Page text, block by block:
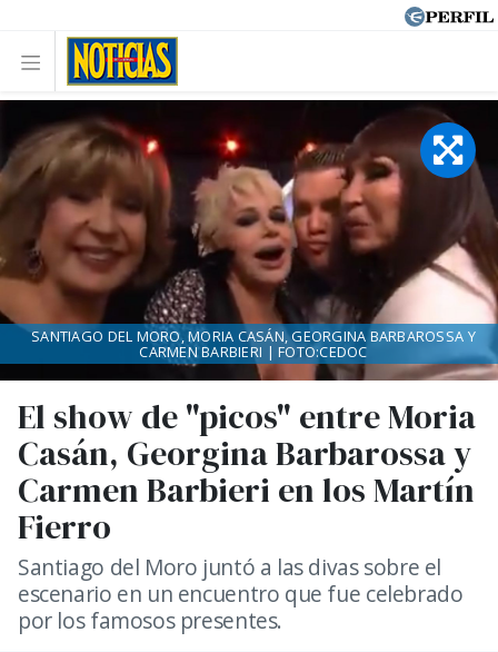
El show de "picos" entre Moria
Casán, Georgina Barbarossa y
Carmen Barbieri en los Martín
Fierro
Santiago del Moro juntó a las divas sobre el
escenario en un encuentro que fue celebrado
por los famosos presentes.
SANTIAGO DEL MORO, MORIA CASÁN, GEORGINA BARBAROSSA Y
CARMEN BARBIERI | FOTO:CEDOC